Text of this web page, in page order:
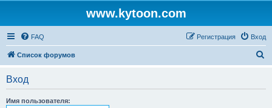
www.kytoon.com
FAQ Вход
Регистрация
Список форумов
Вход
Имя пользователя: